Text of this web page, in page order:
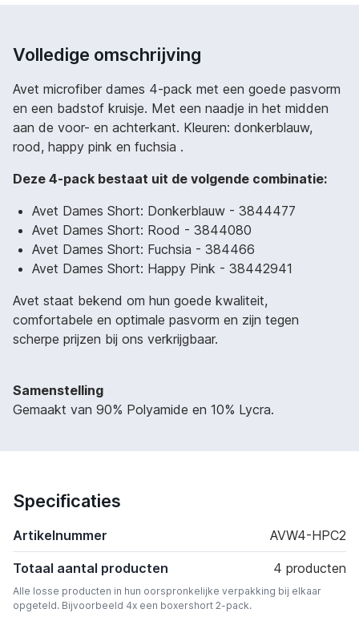
Volledige omschrijving
Avet microfiber dames 4-pack met een goede pasvorm
en een badstof kruisje. Met een naadje in het midden
aan de voor- en achterkant. Kleuren: donkerblauw,
rood, happy pink en fuchsia .
Deze 4-pack bestaat uit de volgende combinatie:
Avet Dames Short: Donkerblauw - 3844477
Avet Dames Short: Rood - 3844080
Avet Dames Short: Fuchsia - 384466
Avet Dames Short: Happy Pink - 38442941
Avet staat bekend om hun goede kwaliteit,
comfortabele en optimale pasvorm en zijn tegen
scherpe prijzen bij ons verkrijgbaar.
Samenstelling
Gemaakt van 90% Polyamide en 10% Lycra.
Specificaties
Artikelnummer AVW4-HPC2
Totaal aantal producten 4 producten
Alle losse producten in hun oorspronkelijke verpakking bij elkaar
opgeteld. Bijvoorbeeld 4x een boxershort 2-pack.